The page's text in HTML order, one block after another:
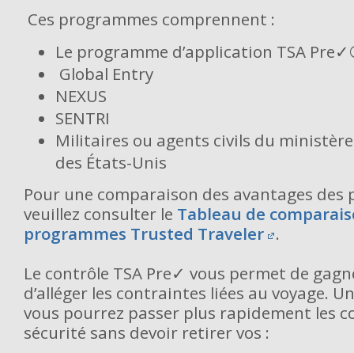
Ces programmes comprennent :
Le programme d’application TSA
Global Entry
NEXUS
SENTRI
Militaires ou agents civils du
des États-Unis
Pour une comparaison des avantages des
veuillez consulter le Tableau de
programmes Trusted Traveler .
Le contrôle TSA Pre✓ vous permet de
d’alléger les contraintes liées au voyage.
vous pourrez passer plus rapidement les
sécurité sans devoir retirer vos :